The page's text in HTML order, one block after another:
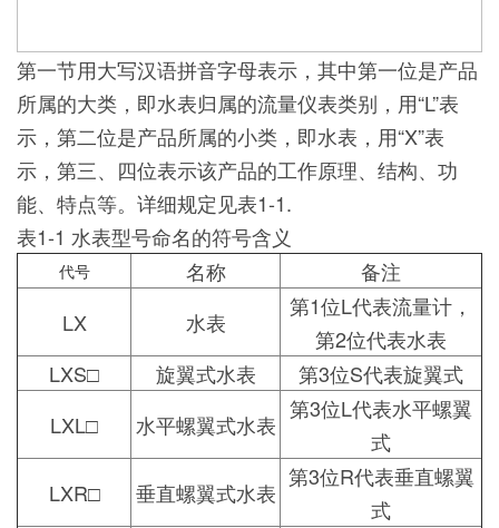
第一节用大写汉语拼音字母表示，其中第一位是产品
所属的大类，即水表归属的流量仪表类别，用“L”表
示，第二位是产品所属的小类，即水表，用“X”表
示，第三、四位表示该产品的工作原理、结构、功
能、特点等。详细规定见表1-1.
表1-1 水表型号命名的符号含义
代号 名称
备注
LX
水表
第1位L代表流量计，
第2位代表水表
LXS□
旋翼式水表
第3位S代表旋翼式
LXL□
水平螺翼式水表
第3位L代表水平螺翼
式
LXR□
垂直螺翼式水表
第3位R代表垂直螺翼
式